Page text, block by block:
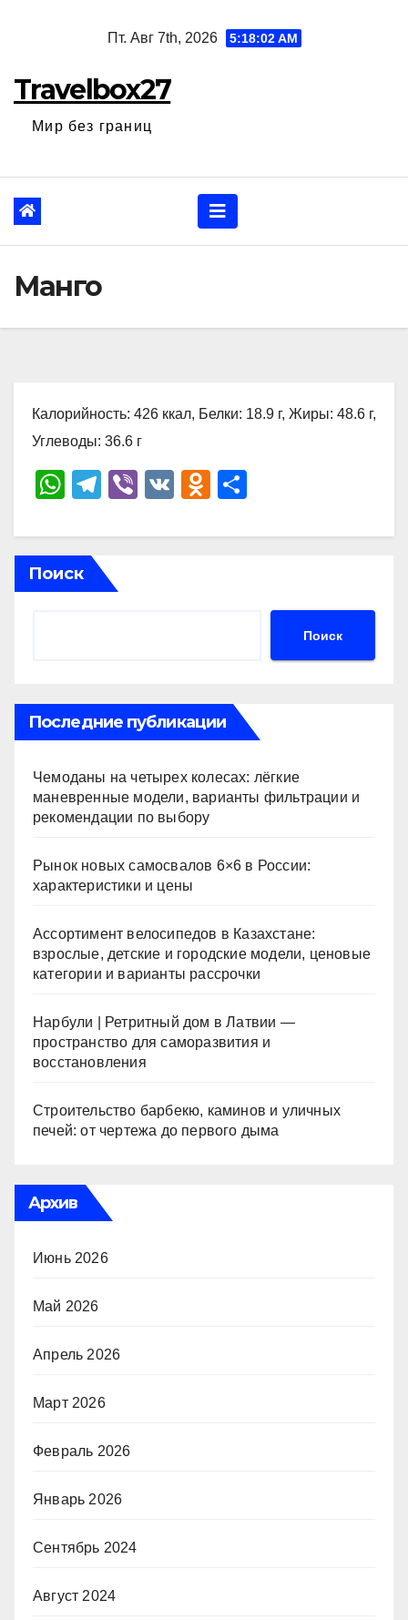
Пт. Авг 7th, 2026 5:18:03 AM
Travelbox27
Мир без границ
Манго
Калорийность: 426 ккал, Белки: 18.9 г, Жиры: 48.6 г,
Углеводы: 36.6 г
W
at
s
A
T
e
gr
a
Vi
er
V
O
n
ki
р
ть
Поиск
Поиск
Последние публикации
Чемоданы на четырех колесах: лёгкие
маневренные модели, варианты фильтрации и
рекомендации по выбору
Рынок новых самосвалов 6×6 в России:
характеристики и цены
Ассортимент велосипедов в Казахстане:
взрослые, детские и городские модели, ценовые
категории и варианты рассрочки
Нарбули | Ретритный дом в Латвии —
пространство для саморазвития и
восстановления
Строительство барбекю, каминов и уличных
печей: от чертежа до первого дыма
Архив
Июнь 2026
Май 2026
Апрель 2026
Март 2026
Февраль 2026
Январь 2026
Сентябрь 2024
Август 2024